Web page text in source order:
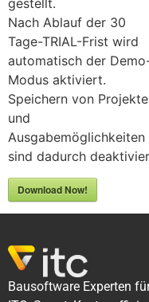
gestellt.
Nach Ablauf der 30
Tage-TRIAL-Frist wird
automatisch der
Modus aktiviert.
Speichern von
und
Ausgabemöglichkeiten
sind dadurch
Download Now!
Bausoftware Experten